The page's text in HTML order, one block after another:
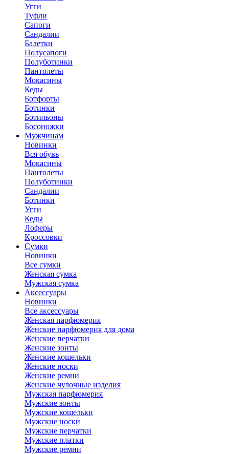
Угги
Туфли
Сапоги
Сандалии
Балетки
Полусапоги
Полуботинки
Пантолеты
Мокасины
Кеды
Ботфорты
Ботинки
Ботильоны
Босоножки
Мужчинам
Новинки
Вся обувь
Мокасины
Пантолеты
Полуботинки
Сандалии
Ботинки
Угги
Кеды
Лоферы
Кроссовки
Сумки
Новинки
Все сумки
Женская сумка
Мужская сумка
Аксессуары
Новинки
Все аксессуары
Женская парфюмерия
Женские парфюмерия для дома
Женские перчатки
Женские зонты
Женские кошельки
Женские носки
Женские ремни
Женские чулочные изделия
Мужская парфюмерия
Мужские зонты
Мужские кошельки
Мужские носки
Мужские перчатки
Мужские платки
Мужские ремни